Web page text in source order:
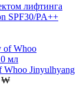
лифтинга
SPF30/PA++
Whoo Jinyulhyang
₩